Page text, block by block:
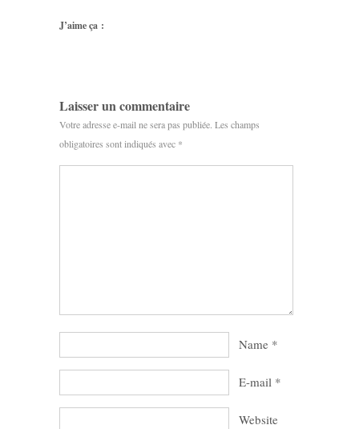
J’aime ça :
Laisser un commentaire
Votre adresse e-mail ne sera pas publiée. Les champs
obligatoires sont indiqués avec *
Name *
E-mail *
Website